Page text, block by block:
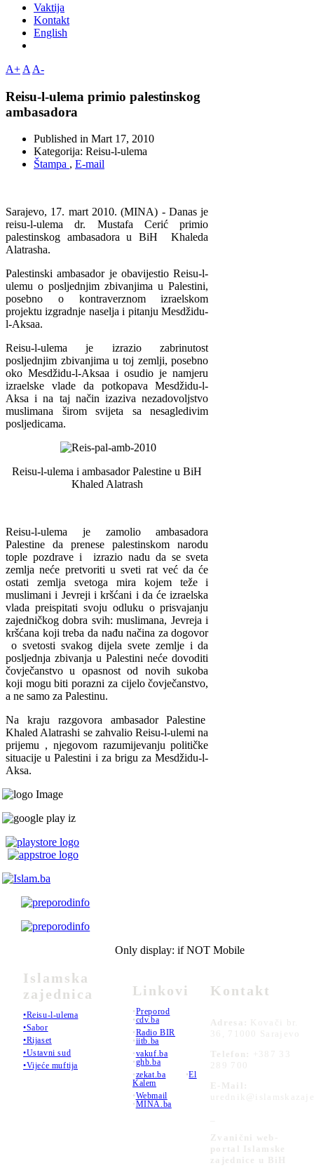
Vaktija
Kontakt
English
A+ A A-
Reisu-l-ulema primio palestinskog
ambasadora
Published in Mart 17, 2010
Kategorija: Reisu-l-ulema
Štampa , E-mail
Sarajevo, 17. mart 2010. (MINA) - Danas je
reisu-l-ulema dr. Mustafa Cerić primio
palestinskog ambasadora u BiH Khaleda
Alatrasha.
Palestinski ambasador je obavijestio Reisu-l-
ulemu o posljednjim zbivanjima u Palestini,
posebno o kontraverznom izraelskom
projektu izgradnje naselja i pitanju Mesdžidu-
l-Aksaa.
Reisu-l-ulema je izrazio zabrinutost
posljednjim zbivanjima u toj zemlji, posebno
oko Mesdžidu-l-Aksaa i osudio je namjeru
izraelske vlade da potkopava Mesdžidu-l-
Aksa i na taj način izaziva nezadovoljstvo
muslimana širom svijeta sa nesagledivim
posljedicama.
Reisu-l-ulema i ambasador Palestine u BiH
Khaled Alatrash
Reisu-l-ulema je zamolio ambasadora
Palestine da prenese palestinskom narodu
tople pozdrave i izrazio nadu da se sveta
zemlja neće pretvoriti u sveti rat već da će
ostati zemlja svetoga mira kojem teže i
muslimani i Jevreji i kršćani i da će izraelska
vlada preispitati svoju odluku o prisvajanju
zajedničkog dobra svih: muslimana, Jevreja i
kršćana koji treba da nađu načina za dogovor
o svetosti svakog dijela svete zemlje i da
posljednja zbivanja u Palestini neće dovoditi
čovječanstvo u opasnost od novih sukoba
koji mogu biti porazni za cijelo čovječanstvo,
a ne samo za Palestinu.
Na kraju razgovora ambasador Palestine
Khaled Alatrashi se zahvalio Reisu-l-ulemi na
prijemu , njegovom razumijevanju političke
situacije u Palestini i za brigu za Mesdžidu-l-
Aksa.
Islamska
zajednica
•Reisu-l-ulema
•Sabor
•Rijaset
•Ustavni sud
•Vijeće muftija
Only display: if NOT Mobile
Linkovi
•Preporod
•cdv.ba
•Radio BIR
•iitb.ba
•vakuf.ba
•ghb.ba
•zekat.ba •El
Kalem
•Webmail
•MINA.ba
Kontakt
Adresa:
Kovači br.
36, 71000 Sarajevo
Telefon:
+387 33
289 700
E-Mail:
Zvanični web-
portal Islamske
zajednice u BiH